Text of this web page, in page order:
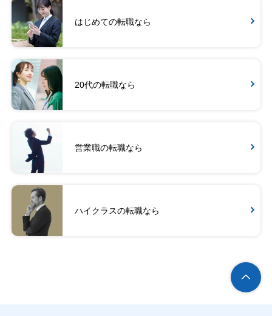
はじめての転職なら
20代の転職なら
営業職の転職なら
ハイクラスの転職なら